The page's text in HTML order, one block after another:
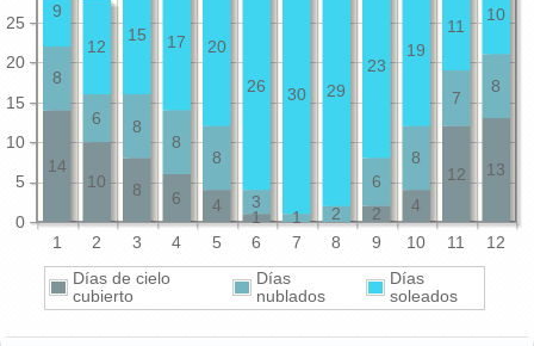
1 2 3 4 5 6 7 8 9 10 11 12
0
5
10
15
20
25
13
12
4
2
1
4
6
8
10
14
8
7
8
6
2
1
3
8
8
8
6
8
10
11
19
23
29
30
26
20
17
15
12
9
Días de cielo
cubierto
Días
nublados
Días
soleados